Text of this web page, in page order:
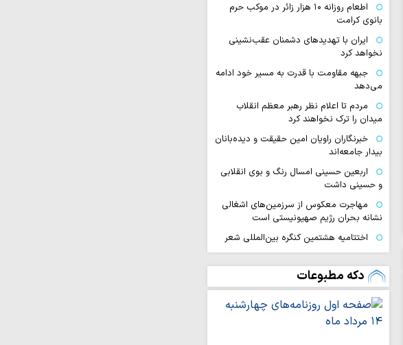
اطعام روزانه ۱۰ هزار زائر در موکب حرم
بانوی کرامت
ایران با تهدیدهای دشمنان عقب‌نشینی
نخواهد کرد
جبهه مقاومت با قدرت به مسیر خود ادامه
می‌دهد
مردم تا اعلام نظر رهبر معظم انقلاب
میدان را ترک نخواهند کرد
خبرنگاران راویان امین حقیقت و دیده‌بانان
بیدار جامعه‌اند
اربعین حسینی امسال رنگ و بوی انقلابی
و حسینی داشت
مهاجرت معکوس از سرزمین‌های اشغالی
نشانه بحران رژیم صهیونیستی است
اختتامیه هشتمین کنگره بین‌المللی شعر
زنان عاشورایی در مشهد برگزار…
ایران قوی با هم‌افزایی قدرت میدانی و
دیپلماسی هوشمند شکل می‌گیرد
اقتدار امروز کشور ثمره حضور مردم در
صحنه و توانمندی نیروهای مسلح است
دکه مطبوعات